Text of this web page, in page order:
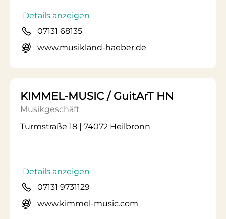
Details anzeigen
07131 68135
www.musikland-haeber.de
KIMMEL-MUSIC / GuitArT HN
Musikgeschäft
Turmstraße 18 | 74072 Heilbronn
Details anzeigen
07131 9731129
www.kimmel-music.com